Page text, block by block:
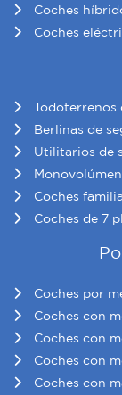
Coches
Coches
Todoterrenos
Berlinas de
Utilitarios de
Coches
Coches de 7
Coches por
Coches con
Coches con
Coches con
Coches con